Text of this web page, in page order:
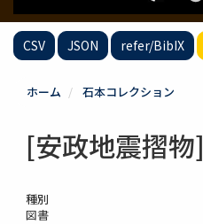
CSV JSON refer/BibIX
ホーム 石本コレクション
[安政地震摺物]
種別
図書